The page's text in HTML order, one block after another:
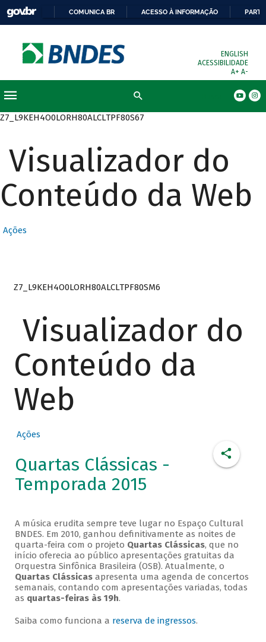
COMUNICA BR ACESSO À INFORMAÇÃO
ENGLISH
ACESSIBILIDADE
A+ A-
Z7_L9KEH4O0LORH80ALCLTPF80S67
Visualizador do
Conteúdo da Web
Ações
Z7_L9KEH4O0LORH80ALCLTPF80SM6
Visualizador do
Conteúdo da
Web
Ações
Quartas Clássicas -
Temporada 2015
A música erudita sempre teve lugar no Espaço Cultural
BNDES. Em 2010, ganhou definitivamente as noites de
quarta-feira com o projeto Quartas Clássicas, que no
início oferecia ao público apresentações gratuitas da
Orquestra Sinfônica Brasileira (OSB). Atualmente, o
Quartas Clássicasapresenta uma agenda de concertos
semanais, contando com apresentações variadas, todas
as quartas-feiras às 19h.
Saiba como funciona a reserva de ingressos.